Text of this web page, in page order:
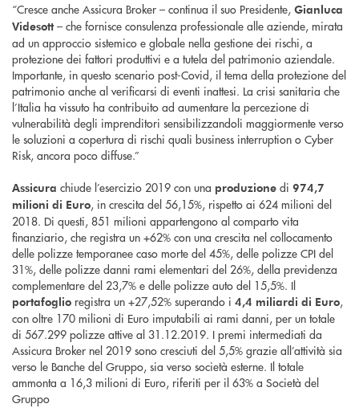
“Cresce anche Assicura Broker – continua il suo Presidente, Gianluca
Videsott – che fornisce consulenza professionale alle aziende, mirata
ad un approccio sistemico e globale nella gestione dei rischi, a
protezione dei fattori produttivi e a tutela del patrimonio aziendale.
Importante, in questo scenario post-Covid, il tema della protezione del
patrimonio anche al verificarsi di eventi inattesi. La crisi sanitaria che
l’Italia ha vissuto ha contribuito ad aumentare la percezione di
vulnerabilità degli imprenditori sensibilizzandoli maggiormente verso
le soluzioni a copertura di rischi quali business interruption o Cyber
Risk, ancora poco diffuse.”
Assicura chiude l’esercizio 2019 con una produzione di 974,7
milioni di Euro, in crescita del 56,15%, rispetto ai 624 milioni del
2018. Di questi, 851 milioni appartengono al comparto vita
finanziario, che registra un +62% con una crescita nel collocamento
delle polizze temporanee caso morte del 45%, delle polizze CPI del
31%, delle polizze danni rami elementari del 26%, della previdenza
complementare del 23,7% e delle polizze auto del 15,5%. Il
portafoglio registra un +27,52% superando i 4,4 miliardi di Euro,
con oltre 170 milioni di Euro imputabili ai rami danni, per un totale
di 567.299 polizze attive al 31.12.2019. I premi intermediati da
Assicura Broker nel 2019 sono cresciuti del 5,5% grazie all’attività sia
verso le Banche del Gruppo, sia verso società esterne. Il totale
ammonta a 16,3 milioni di Euro, riferiti per il 63% a Società del
Gruppo